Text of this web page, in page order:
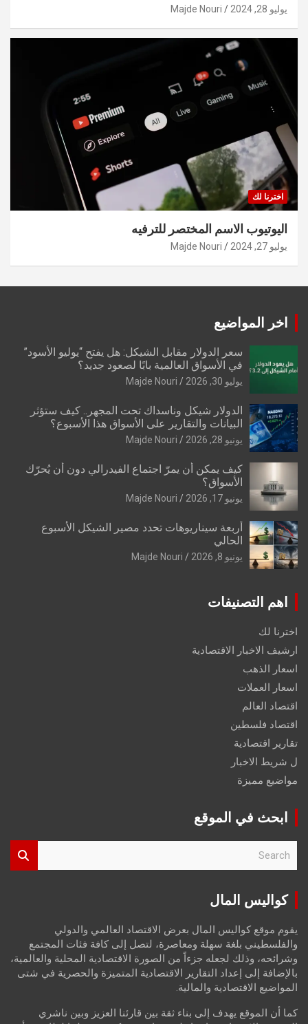
يوليو 28, 2024 Majde Nouri
اخترنا لك
اليوتيوب الاسم المختصر للترفيه
يوليو 27, 2024 Majde Nouri
اخر المواضيع
سعر الدولار مقابل الشيكل: هل يفتح “يوليو الأسود”
في الأسواق العالمية بابًا لصعود جديد؟
يوليو 30, 2026 Majde Nouri
الدولار شيكل وناسداك تحت المجهر.. كيف ستؤثر
البيانات والتقارير على الأسواق هذا الأسبوع؟
يونيو 28, 2026 Majde Nouri
كيف يمكن أن يمرّ اجتماع الفيدرالي دون أن يُحرّك
الأسواق؟
يونيو 17, 2026 Majde Nouri
أربعة سيناريوهات تحدد مصير الشيكل الأسبوع
الحالي
يونيو 8, 2026 Majde Nouri
اهم التصنيفات
اخترنا لك
ارشيف الاخبار الاقتصادية
اسعار الذهب
اسعار العملات
اقتصاد العالم
اقتصاد فلسطين
تقارير اقتصادية
ل شريط الاخبار
مواضيع مميزة
ابحث في الموقع
r
كواليس المال
يقوم موقع كواليس المال بعرض الاقتصاد العالمي والدولي
والفلسطيني بلغة سهلة ومعاصرة، لتصل إلى كافة فئات المجتمع
وشرائحه، وذلك لجعله جزءاً من الصورة الاقتصادية المحلية والعالمية،
بالإضافة إلى إعداد التقارير الاقتصادية المتميزة والحصرية في شتى
المواضيع الاقتصادية والمالية.
كما أن الموقع يهدف إلى بناء ثقة بين قارئنا العزيز وبين ناشري